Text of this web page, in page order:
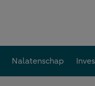
Nalatenschap